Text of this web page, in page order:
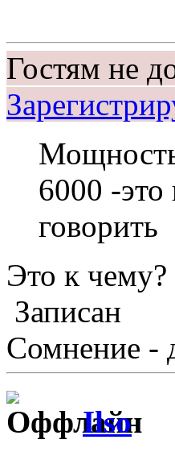
Гостям не
6000 -это
говорить
Это к
Записан
Сомнение -
Ilso